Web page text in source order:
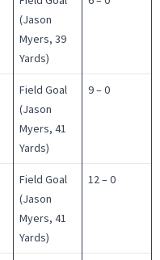
(Jason
Myers, 39
Yards)
Field Goal
(Jason
Myers, 41
Yards)
9 – 0
Field Goal
(Jason
Myers, 41
Yards)
12 – 0